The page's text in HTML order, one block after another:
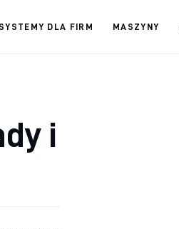
SYSTEMY DLA FIRM MASZYNY
i